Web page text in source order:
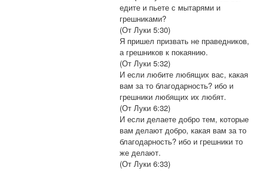
едите и пьете с мытарями и
грешниками?
(От Луки 5:30)
Я пришел призвать не праведников,
а грешников к покаянию.
(От Луки 5:32)
И если любите любящих вас, какая
вам за то благодарность? ибо и
грешники любящих их любят.
(От Луки 6:32)
И если делаете добро тем, которые
вам делают добро, какая вам за то
благодарность? ибо и грешники то
же делают.
(От Луки 6:33)